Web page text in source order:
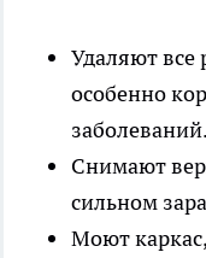
Удаляют все
особенно
заболеваний.
Снимают
сильном
Моют